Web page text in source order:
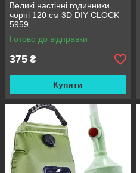
Великі настінні годинники
чорні 120 см 3D DIY CLOCK
5959
Готово до відправки
375 ₴
Купити